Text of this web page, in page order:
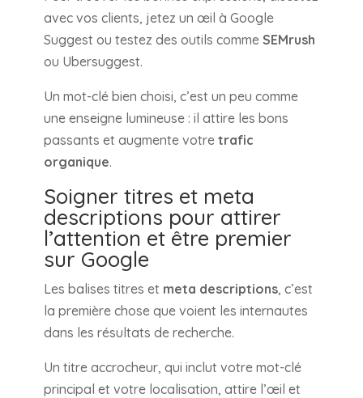
avec vos clients, jetez un œil à Google
Suggest ou testez des outils comme SEMrush
ou Ubersuggest.
Un mot-clé bien choisi, c’est un peu comme
une enseigne lumineuse : il attire les bons
passants et augmente votre trafic
organique.
Soigner titres et meta
descriptions pour attirer
l’attention et être premier
sur Google
Les balises titres et meta descriptions, c’est
la première chose que voient les internautes
dans les résultats de recherche.
Un titre accrocheur, qui inclut votre mot-clé
principal et votre localisation, attire l’œil et